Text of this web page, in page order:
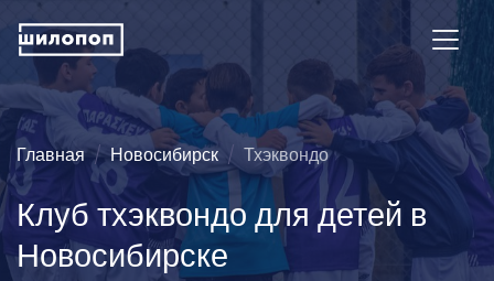
Главная Новосибирск Тхэквондо
Клуб тхэквондо для детей в
Новосибирске